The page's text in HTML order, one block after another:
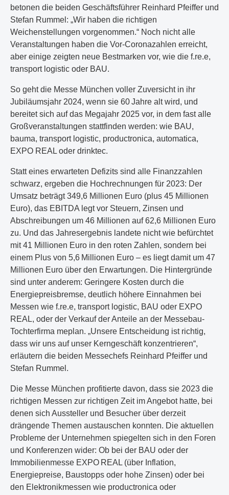
betonen die beiden Geschäftsführer Reinhard Pfeiffer und
Stefan Rummel: „Wir haben die richtigen
Weichenstellungen vorgenommen.“ Noch nicht alle
Veranstaltungen haben die Vor-Coronazahlen erreicht,
aber einige zeigten neue Bestmarken vor, wie die f.re.e,
transport logistic oder BAU.
So geht die Messe München voller Zuversicht in ihr
Jubiläumsjahr 2024, wenn sie 60 Jahre alt wird, und
bereitet sich auf das Megajahr 2025 vor, in dem fast alle
Großveranstaltungen stattfinden werden: wie BAU,
bauma, transport logistic, productronica, automatica,
EXPO REAL oder drinktec.
Statt eines erwarteten Defizits sind alle Finanzzahlen
schwarz, ergeben die Hochrechnungen für 2023: Der
Umsatz beträgt 349,6 Millionen Euro (plus 45 Millionen
Euro), das EBITDA legt vor Steuern, Zinsen und
Abschreibungen um 46 Millionen auf 62,6 Millionen Euro
zu. Und das Jahresergebnis landete nicht wie befürchtet
mit 41 Millionen Euro in den roten Zahlen, sondern bei
einem Plus von 5,6 Millionen Euro – es liegt damit um 47
Millionen Euro über den Erwartungen. Die Hintergründe
sind unter anderem: Geringere Kosten durch die
Energiepreisbremse, deutlich höhere Einnahmen bei
Messen wie f.re.e, transport logistic, BAU oder EXPO
REAL, oder der Verkauf der Anteile an der Messebau-
Tochterfirma meplan. „Unsere Entscheidung ist richtig,
dass wir uns auf unser Kerngeschäft konzentrieren“,
erläutern die beiden Messechefs Reinhard Pfeiffer und
Stefan Rummel.
Die Messe München profitierte davon, dass sie 2023 die
richtigen Messen zur richtigen Zeit im Angebot hatte, bei
denen sich Aussteller und Besucher über derzeit
drängende Themen austauschen konnten. Die aktuellen
Probleme der Unternehmen spiegelten sich in den Foren
und Konferenzen wider: Ob bei der BAU oder der
Immobilienmesse EXPO REAL (über Inflation,
Energiepreise, Baustopps oder hohe Zinsen) oder bei
den Elektronikmessen wie productronica oder